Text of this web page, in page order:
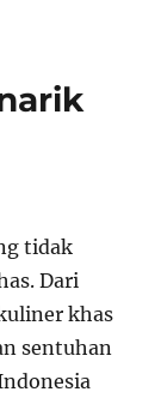
tidak
Dari
khas
sentuhan